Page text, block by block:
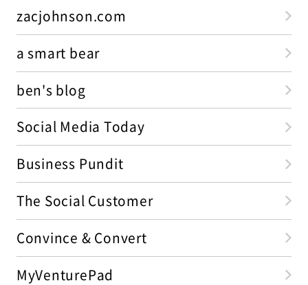
zacjohnson.com
a smart bear
ben's blog
Social Media Today
Business Pundit
The Social Customer
Convince & Convert
MyVenturePad